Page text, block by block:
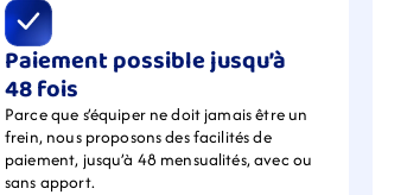
Paiement possible jusqu’à
48 fois
Parce que s’équiper ne doit jamais être un
frein, nous proposons des facilités de
paiement, jusqu’à 48 mensualités, avec ou
sans apport.